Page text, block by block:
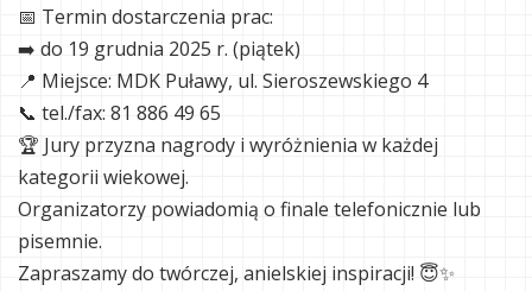
📅 Termin dostarczenia prac:
➡️ do 19 grudnia 2025 r. (piątek)
📍 Miejsce: MDK Puławy, ul. Sieroszewskiego 4
📞 tel./fax: 81 886 49 65
🏆 Jury przyzna nagrody i wyróżnienia w każdej
kategorii wiekowej.
Organizatorzy powiadomią o finale telefonicznie lub
pisemnie.
Zapraszamy do twórczej, anielskiej inspiracji! 😇✨